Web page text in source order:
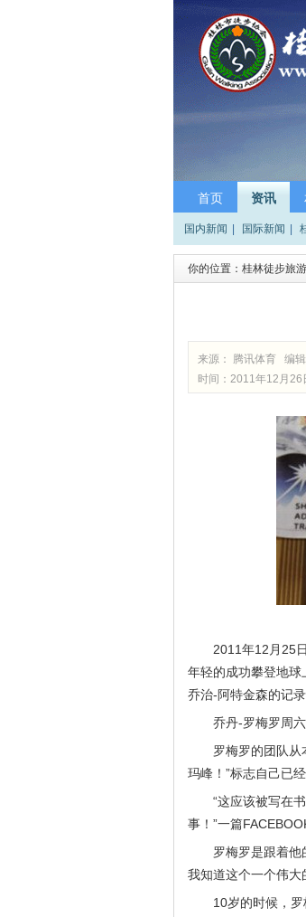
首页 资讯
国内新闻 国际新闻
你的位置： 桂林徒步旅
来源： 腾讯体育 编辑
时间：2011年12月26
2011年12月25
年轻的成功攀登地
乔治-阿特金森的记录
乔丹-罗梅罗周
罗梅罗的团队从
玛峰！”标志自己已
“这应该被写在
事！”一篇
罗梅罗是跟着他
我知道这个一个伟大
10岁的时候，